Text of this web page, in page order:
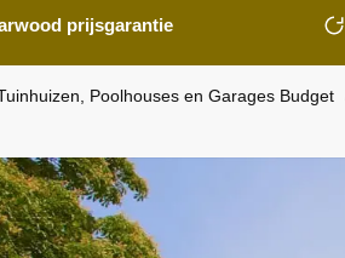
prijsgarantie
Poolhouses en Garages Budget